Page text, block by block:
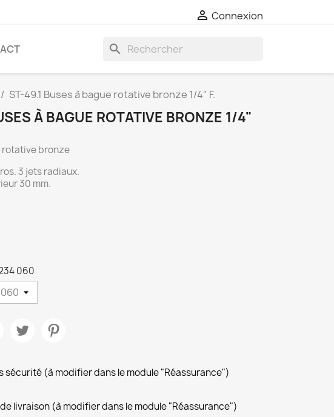
 Connexion
search
ST-49.1 Buses à bague rotative bronze 1/4" F.
À BAGUE ROTATIVE BRONZE 1/4"
rotative bronze
3 jets radiaux.
30 mm.
060
sécurité (à modifier dans le module "Réassurance")
livraison (à modifier dans le module "Réassurance")